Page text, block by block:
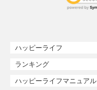
ハッピーライフ
ランキング
ハッピーライフマニュアル